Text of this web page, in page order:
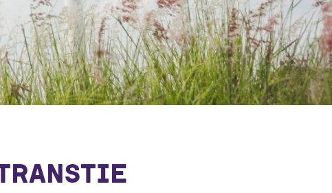
Regionale
versnellingstafel
Beethoven Wonen
VEX-regeling